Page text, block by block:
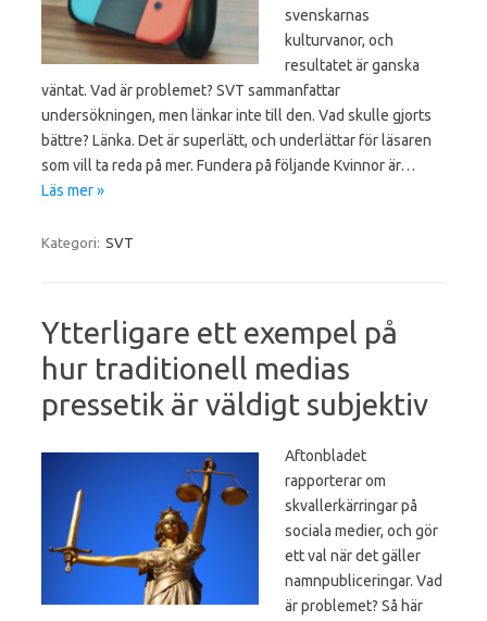
svenskarnas
kulturvanor, och
resultatet är ganska
väntat. Vad är problemet? SVT sammanfattar
undersökningen, men länkar inte till den. Vad skulle gjorts
bättre? Länka. Det är superlätt, och underlättar för läsaren
som vill ta reda på mer. Fundera på följande Kvinnor är…
Läs mer »
Kategori: SVT
Ytterligare ett exempel på
hur traditionell medias
pressetik är väldigt subjektiv
Aftonbladet
rapporterar om
skvallerkärringar på
sociala medier, och gör
ett val när det gäller
namnpubliceringar. Vad
är problemet? Så här